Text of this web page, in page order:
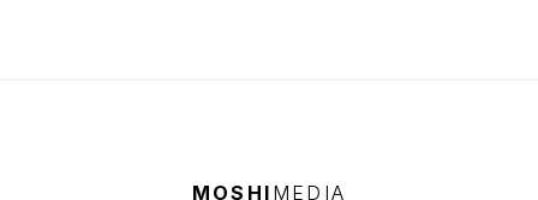
MOSHI MEDIA